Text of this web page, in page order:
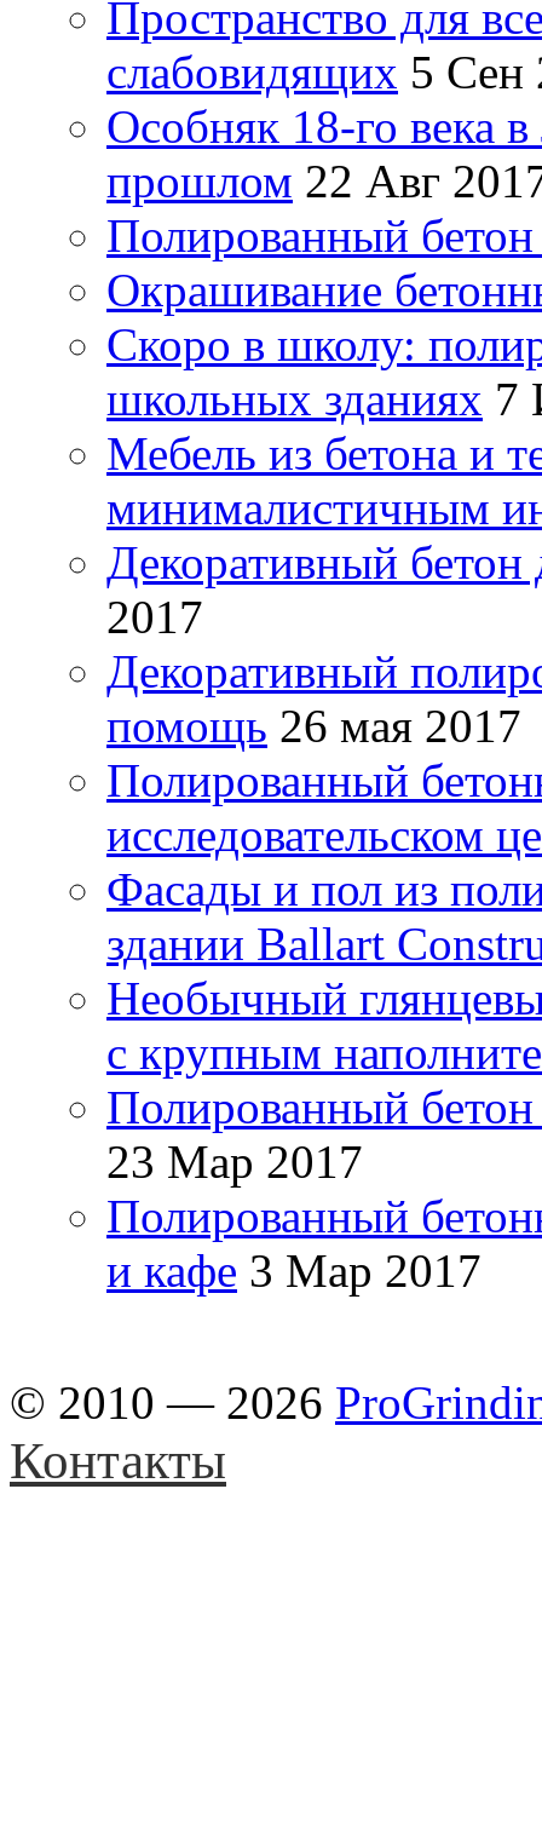
Пространство для
слабовидящих 5 Сен
Особняк 18-го века
прошлом 22 Авг
Полированный
Окрашивание
Скоро в школу:
школьных зданиях 7
Мебель из бетона и
минималистичным
Декоративный бетон
2017
Декоративный
помощь 26 мая 2017
Полированный
исследовательском
Фасады и пол из
здании Ballart
Необычный
с крупным
Полированный бетон
23 Мар 2017
Полированный
и кафе 3 Мар 2017
© 2010 — 2026
Контакты